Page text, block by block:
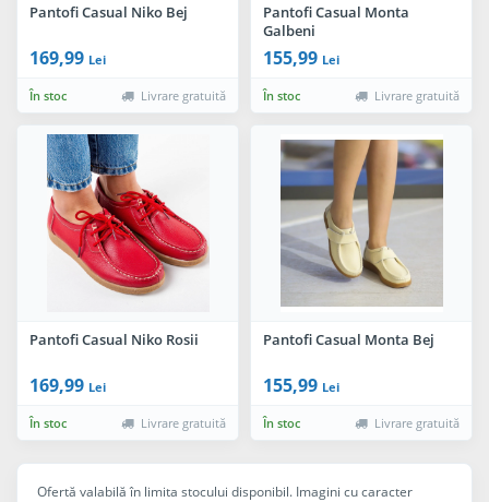
Pantofi Casual Niko Bej
169,99 Lei
În stoc Livrare gratuită
Pantofi Casual Monta
Galbeni
155,99 Lei
În stoc Livrare gratuită
Pantofi Casual Niko Rosii
169,99 Lei
În stoc Livrare gratuită
Pantofi Casual Monta Bej
155,99 Lei
În stoc Livrare gratuită
Ofertă valabilă în limita stocului disponibil. Imagini cu caracter